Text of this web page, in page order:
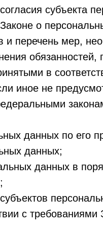
субъекта
о
и перечень мер,
обязанностей,
в
иное не
данных по его
данных;
данных в
с требованиями